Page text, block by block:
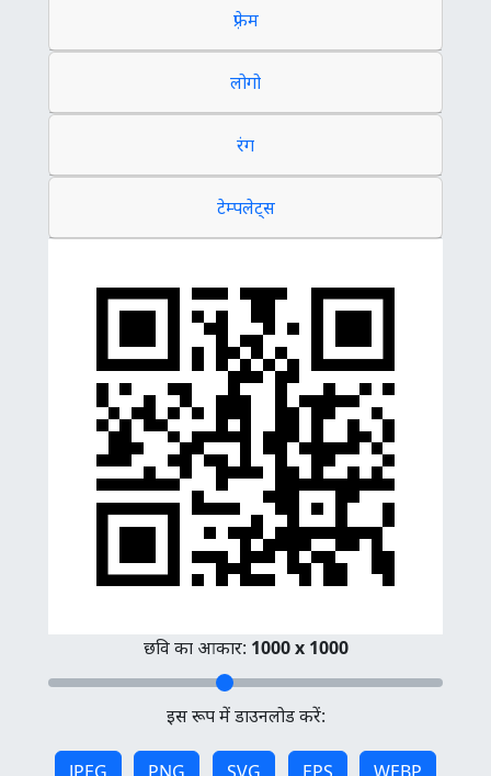
फ़्रेम
लोगो
रंग
टेम्पलेट्स
छवि का आकार: 1000 x 1000
इस रूप में डाउनलोड करें: